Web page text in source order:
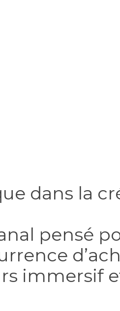
dans la
pensé
immersif